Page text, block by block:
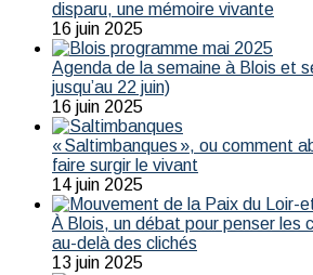
disparu, une mémoire vivante
16 juin 2025
Agenda de la semaine à Blois et
jusqu’au 22 juin)
16 juin 2025
« Saltimbanques », ou comment
faire surgir le vivant
14 juin 2025
À Blois, un débat pour penser les
au-delà des clichés
13 juin 2025